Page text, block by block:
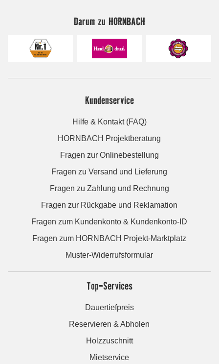
Darum zu HORNBACH
Kundenservice
Hilfe & Kontakt (FAQ)
HORNBACH Projektberatung
Fragen zur Onlinebestellung
Fragen zu Versand und Lieferung
Fragen zu Zahlung und Rechnung
Fragen zur Rückgabe und Reklamation
Fragen zum Kundenkonto & Kundenkonto-ID
Fragen zum HORNBACH Projekt-Marktplatz
Muster-Widerrufsformular
Top-Services
Dauertiefpreis
Reservieren & Abholen
Holzzuschnitt
Mietservice